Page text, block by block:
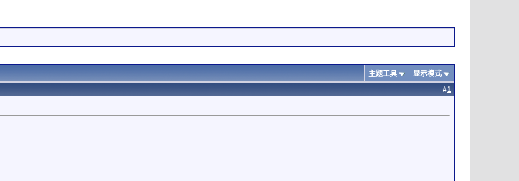
主题工具
显示模式
#1